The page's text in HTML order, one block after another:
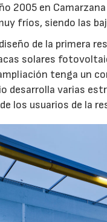
2005 en
fríos, siendo las
de la primera
solares
tenga un
desarrolla varias
los usuarios de la